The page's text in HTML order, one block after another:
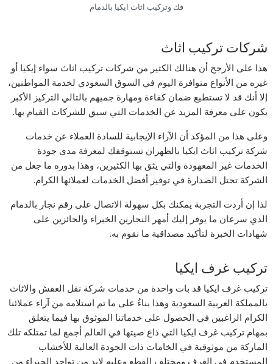
فك وتركيب اثاث ايكيا بالدمام
شركات تركيب اثاث
هذا على الأرجح أن هنالك الكثير من شركات تركيب اثاث سواء إيكيا أو
غيره من الأنواع متوافرة اليوم في السوق السعودي لخدمة المواطنين،
إلا أنك قد لا تستطيع ضمان كفاءة ومهارة جميهم بالتالي التركيز الأكبر
يكون على معرفة المزيد عن الخدمات التي سبق للشركات القيام بها.
وعلى هذا من المؤكد أن الآراء الإيجابية للسادة العملاء عن خدمات
شركة تركيب اثاث ايكيا بالظهران تستوقفك لمعرفة مدى جودة
الخدمات غير المعهودة والتي يثق بها الكثيرين، وهذا بدوره ما جعل من
الشركة تحتل الصدارة في توفير أفضل الخدمات لعملائها الكرام.
لذا إن أردت التجربة يمكنك بكل سهولة الاتصال على رقم نجار بالدمام
الذي سرعان ما يوفر إليك أمهر النجارين الخبراء والحائزين على
شهادات الخبرة لتأكيد مصداقية ما نقوم به.
تركيب غرف ايكيا
تركيب غرف ايكيا قد بات واحدة من خدمات شركة نقل العفش والاثاث
بالمملكة العربية السعودية وهذا بناءُ على ما تم استلامه من آراء عملائنا
الكرام الراغبين في الحصول على خدماتنا الموثوق بها فيما يتعلق
بمهام تركيب غرف ايكيا التي ذاع صيتها في العالم أجمع لما تمتلكه تلك
الماركة من موثوقية في الخامات ذات الجودة العالية للأخشاب
المستخدم في الغرف ومختلف القطع وعليه لابد من تواجد الخبراء من